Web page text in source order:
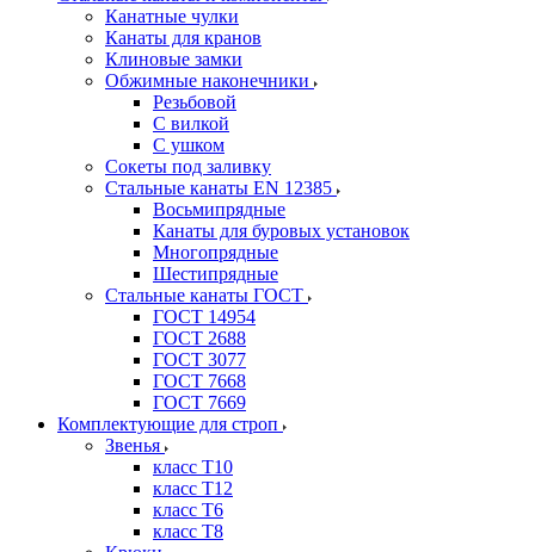
Канатные чулки
Канаты для кранов
Клиновые замки
Обжимные наконечники
Резьбовой
С вилкой
С ушком
Сокеты под заливку
Стальные канаты EN 12385
Восьмипрядные
Канаты для буровых установок
Многопрядные
Шестипрядные
Стальные канаты ГОСТ
ГОСТ 14954
ГОСТ 2688
ГОСТ 3077
ГОСТ 7668
ГОСТ 7669
Комплектующие для строп
Звенья
класс Т10
класс Т12
класс Т6
класс Т8